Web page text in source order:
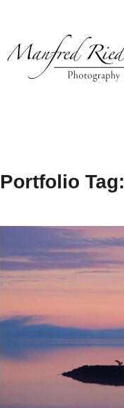
springen
Portfolio Tag: